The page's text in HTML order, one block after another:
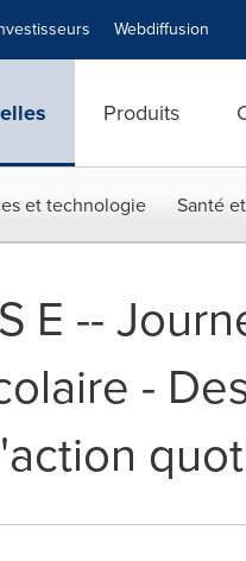
Webdiffusion
Produits
et technologie Santé
E --
-